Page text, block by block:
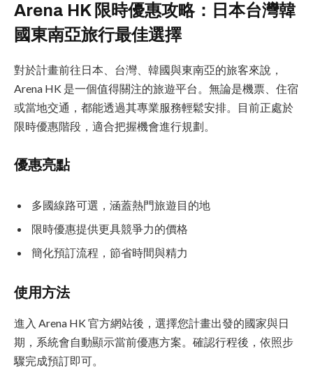
Arena HK 限時優惠攻略：日本台灣韓
國東南亞旅行最佳選擇
對於計畫前往日本、台灣、韓國與東南亞的旅客來說，
Arena HK 是一個值得關注的旅遊平台。無論是機票、住宿
或當地交通，都能透過其專業服務輕鬆安排。目前正處於
限時優惠階段，適合把握機會進行規劃。
優惠亮點
多國線路可選，涵蓋熱門旅遊目的地
限時優惠提供更具競爭力的價格
簡化預訂流程，節省時間與精力
使用方法
進入 Arena HK 官方網站後，選擇您計畫出發的國家與日
期，系統會自動顯示當前優惠方案。確認行程後，依照步
驟完成預訂即可。